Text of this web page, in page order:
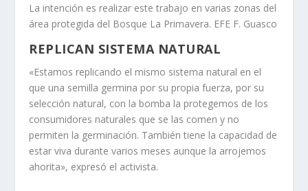
La intención es realizar este trabajo en varias zonas del
área protegida del Bosque La Primavera. EFE F. Guasco
REPLICAN SISTEMA NATURAL
«Estamos replicando el mismo sistema natural en el
que una semilla germina por su propia fuerza, por su
selección natural, con la bomba la protegemos de los
consumidores naturales que se las comen y no
permiten la germinación. También tiene la capacidad de
estar viva durante varios meses aunque la arrojemos
ahorita», expresó el activista.